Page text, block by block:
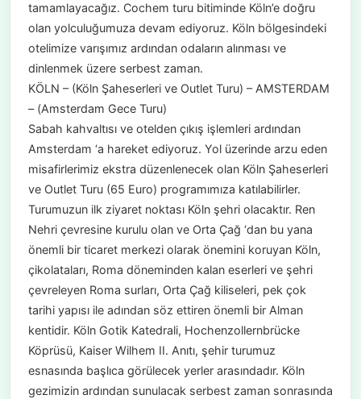
tamamlayacağız. Cochem turu bitiminde Köln’e doğru
olan yolculuğumuza devam ediyoruz. Köln bölgesindeki
otelimize varışımız ardından odaların alınması ve
dinlenmek üzere serbest zaman.
KÖLN – (Köln Şaheserleri ve Outlet Turu) – AMSTERDAM
– (Amsterdam Gece Turu)
Sabah kahvaltısı ve otelden çıkış işlemleri ardından
Amsterdam ‘a hareket ediyoruz. Yol üzerinde arzu eden
misafirlerimiz ekstra düzenlenecek olan Köln Şaheserleri
ve Outlet Turu (65 Euro) programımıza katılabilirler.
Turumuzun ilk ziyaret noktası Köln şehri olacaktır. Ren
Nehri çevresine kurulu olan ve Orta Çağ ‘dan bu yana
önemli bir ticaret merkezi olarak önemini koruyan Köln,
çikolataları, Roma döneminden kalan eserleri ve şehri
çevreleyen Roma surları, Orta Çağ kiliseleri, pek çok
tarihi yapısı ile adından söz ettiren önemli bir Alman
kentidir. Köln Gotik Katedrali, Hochenzollernbrücke
Köprüsü, Kaiser Wilhem II. Anıtı, şehir turumuz
esnasında başlıca görülecek yerler arasındadır. Köln
gezimizin ardından sunulacak serbest zaman sonrasında